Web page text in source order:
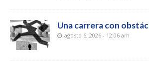
Una carrera con
agosto 6, 2026 - 12:06 am